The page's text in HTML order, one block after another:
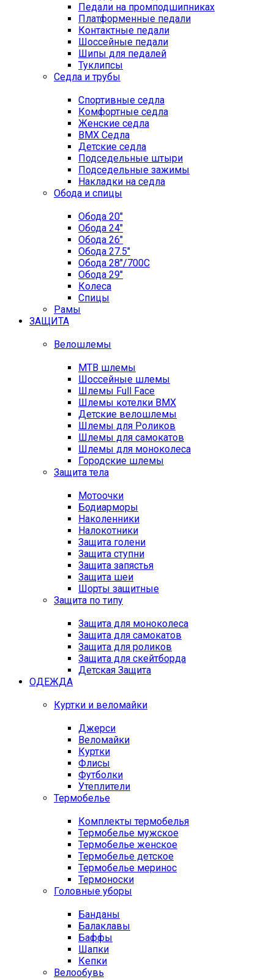
Педали на промподшипниках
Платформенные педали
Контактные педали
Шоссейные педали
Шипы для педалей
Туклипсы
Седла и трубы
Спортивные седла
Комфортные седла
Женские седла
BMX Седла
Детские седла
Подседельные штыри
Подседельные зажимы
Накладки на седла
Обода и спицы
Обода 20"
Обода 24"
Обода 26"
Обода 27.5"
Обода 28"/700C
Обода 29"
Колеса
Спицы
Рамы
ЗАЩИТА
Велошлемы
MTB шлемы
Шоссейные шлемы
Шлемы Full Face
Шлемы котелки BMX
Детские велошлемы
Шлемы для Роликов
Шлемы для самокатов
Шлемы для моноколеса
Городские шлемы
Защита тела
Мотоочки
Бодиарморы
Наколенники
Налокотники
Защита голени
Защита ступни
Защита запястья
Защита шеи
Шорты защитные
Защита по типу
Защита для моноколеса
Защита для самокатов
Защита для роликов
Защита для скейтборда
Детская Защита
ОДЕЖДА
Куртки и веломайки
Джерси
Веломайки
Куртки
Флисы
Футболки
Утеплители
Термобелье
Комплекты термобелья
Термобелье мужское
Термобелье женское
Термобелье детское
Термобелье меринос
Термоноски
Головные уборы
Банданы
Балаклавы
Баффы
Шапки
Кепки
Велообувь